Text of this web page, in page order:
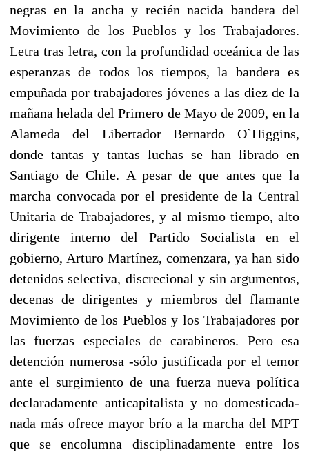
negras en la ancha y recién nacida bandera del
Movimiento de los Pueblos y los Trabajadores.
Letra tras letra, con la profundidad oceánica de las
esperanzas de todos los tiempos, la bandera es
empuñada por trabajadores jóvenes a las diez de la
mañana helada del Primero de Mayo de 2009, en la
Alameda del Libertador Bernardo O`Higgins,
donde tantas y tantas luchas se han librado en
Santiago de Chile. A pesar de que antes que la
marcha convocada por el presidente de la Central
Unitaria de Trabajadores, y al mismo tiempo, alto
dirigente interno del Partido Socialista en el
gobierno, Arturo Martínez, comenzara, ya han sido
detenidos selectiva, discrecional y sin argumentos,
decenas de dirigentes y miembros del flamante
Movimiento de los Pueblos y los Trabajadores por
las fuerzas especiales de carabineros. Pero esa
detención numerosa -sólo justificada por el temor
ante el surgimiento de una fuerza nueva política
declaradamente anticapitalista y no domesticada-
nada más ofrece mayor brío a la marcha del MPT
que se encolumna disciplinadamente entre los